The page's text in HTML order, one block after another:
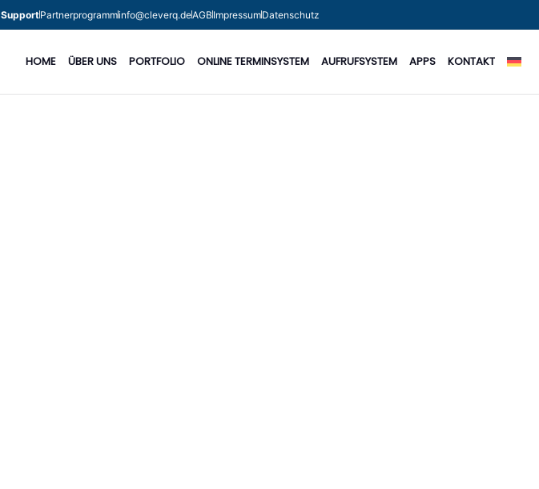
SupportPartnerprogramminfo@cleverq.deAGB ImpressumDatenschutz
HOME ÜBER UNS PORTFOLIO ONLINE TERMINSYSTEM AUFRUFSYSTEM APPS KONTAKT